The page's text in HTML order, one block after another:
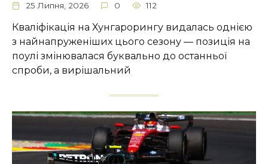
25 Липня, 2026 0 112
Кваліфікація на Хунгарорингу видалась однією
з найнапруженіших цього сезону — позиція на
поулі змінювалася буквально до останньої
спроби, а вирішальний